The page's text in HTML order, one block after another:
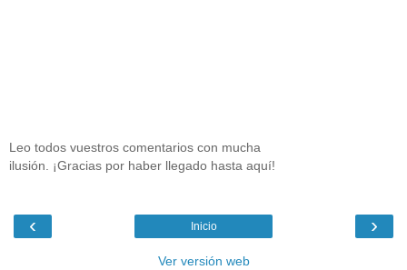
Leo todos vuestros comentarios con mucha
ilusión. ¡Gracias por haber llegado hasta aquí!
‹ ›
Inicio
Ver versión web